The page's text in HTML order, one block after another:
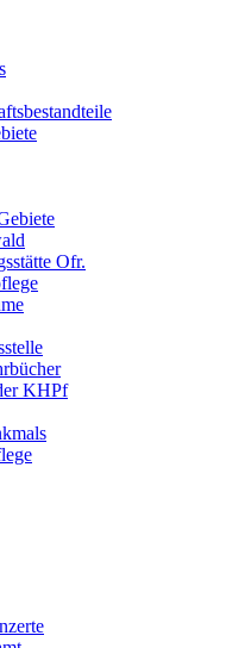
Ofr.
KHPf